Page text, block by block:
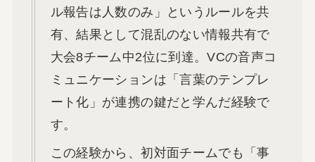
ル報告は人数のみ」というルールを共
有、結果として混乱のない情報共有で
大会8チーム中2位に到達。VCの音声コ
ミュニケーションは「言葉のテンプレ
ート化」が連携の鍵だと学んだ経験で
す。
この経験から、初対面チームでも「事